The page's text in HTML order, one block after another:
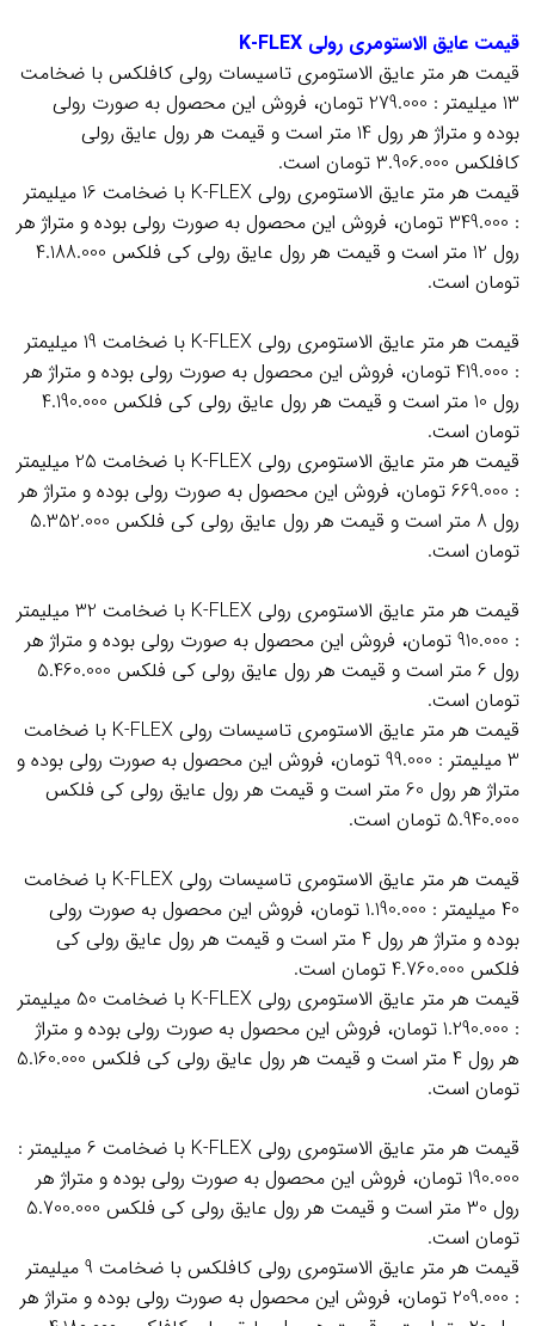
قیمت عایق الاستومری رولی K-FLEX
قیمت هر متر عایق الاستومری تاسیسات رولی کافلکس با ضخامت
13 میلیمتر : 279.000 تومان، فروش این محصول به صورت رولی
بوده و متراژ هر رول 14 متر است و قیمت هر رول عایق رولی
کافلکس 3.906.000 تومان است.
قیمت هر متر عایق الاستومری رولی K-FLEX با ضخامت 16 میلیمتر
: 349.000 تومان، فروش این محصول به صورت رولی بوده و متراژ هر
رول 12 متر است و قیمت هر رول عایق رولی کی فلکس 4.188.000
تومان است.
قیمت هر متر عایق الاستومری رولی K-FLEX با ضخامت 19 میلیمتر
: 419.000 تومان، فروش این محصول به صورت رولی بوده و متراژ هر
رول 10 متر است و قیمت هر رول عایق رولی کی فلکس 4.190.000
تومان است.
قیمت هر متر عایق الاستومری رولی K-FLEX با ضخامت 25 میلیمتر
: 669.000 تومان، فروش این محصول به صورت رولی بوده و متراژ هر
رول 8 متر است و قیمت هر رول عایق رولی کی فلکس 5.352.000
تومان است.
قیمت هر متر عایق الاستومری رولی K-FLEX با ضخامت 32 میلیمتر
: 910.000 تومان، فروش این محصول به صورت رولی بوده و متراژ هر
رول 6 متر است و قیمت هر رول عایق رولی کی فلکس 5.460.000
تومان است.
قیمت هر متر عایق الاستومری تاسیسات رولی K-FLEX با ضخامت
3 میلیمتر : 99.000 تومان، فروش این محصول به صورت رولی بوده و
متراژ هر رول 60 متر است و قیمت هر رول عایق رولی کی فلکس
5.940.000 تومان است.
قیمت هر متر عایق الاستومری تاسیسات رولی K-FLEX با ضخامت
40 میلیمتر : 1.190.000 تومان، فروش این محصول به صورت رولی
بوده و متراژ هر رول 4 متر است و قیمت هر رول عایق رولی کی
فلکس 4.760.000 تومان است.
قیمت هر متر عایق الاستومری رولی K-FLEX با ضخامت 50 میلیمتر
: 1.290.000 تومان، فروش این محصول به صورت رولی بوده و متراژ
هر رول 4 متر است و قیمت هر رول عایق رولی کی فلکس 5.160.000
تومان است.
قیمت هر متر عایق الاستومری رولی K-FLEX با ضخامت 6 میلیمتر :
190.000 تومان، فروش این محصول به صورت رولی بوده و متراژ هر
رول 30 متر است و قیمت هر رول عایق رولی کی فلکس 5.700.000
تومان است.
قیمت هر متر عایق الاستومری رولی کافلکس با ضخامت 9 میلیمتر
: 209.000 تومان، فروش این محصول به صورت رولی بوده و متراژ هر